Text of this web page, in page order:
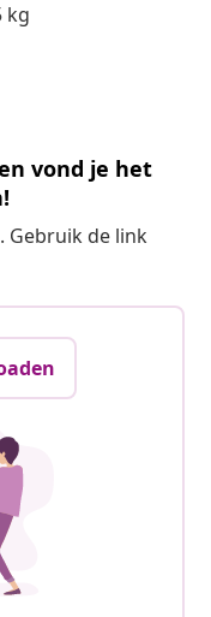
kg
vond je het
Gebruik de link